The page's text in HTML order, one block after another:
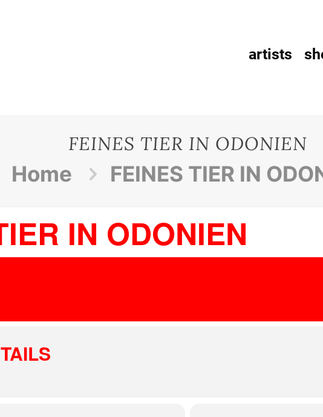
artists
FEINES TIER IN ODONIEN
Home FEINES TIER IN
IN ODONIEN